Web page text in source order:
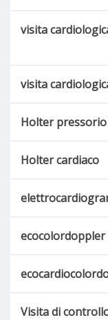
visita
visita
Holter pressorio
Holter cardiaco
ecocolordoppler
Visita di